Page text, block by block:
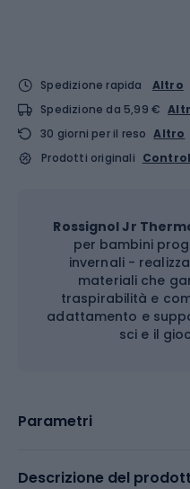
Spedizione rapida
Altro
Spedizione da 5,99 €
30 giorni per il reso Altro
Prodotti originali
Rossignol Jr
per bambini
invernali -
materiali che
traspirabilità e
adattamento e
sci e il
Parametri
Descrizione del